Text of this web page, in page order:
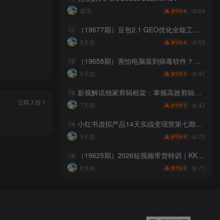
立即入驻
前天 梦币9.9 69
11 （19677期）豆包2.1 GEO优化全能工具箱（行业通用版）v1.0
5天前 梦币9.9 55
12 （19658期）害怕电脑装到病毒软件？开源沙箱工具来了，轻松隔离运行未知应用，还能软件游戏无限多开！Sandboxie
6天前 梦币9.9 97
13 影视解说独家剪辑框架：掌握高效剪辑手法，搭配精选剧集素材快速制作解说短视频
7天前 梦币9.9 43
14 小红书虚拟产品14天实战变现营第七期，打通从选品、原创产品、内容引流到多渠道成交全链路
3天前 梦币9.9 72
15 （19625期）2026短视频带货特训｜KK老师5年电商实战，家清护肤千川素材体系136套案例全套实操教学
8天前 梦币9.9 71